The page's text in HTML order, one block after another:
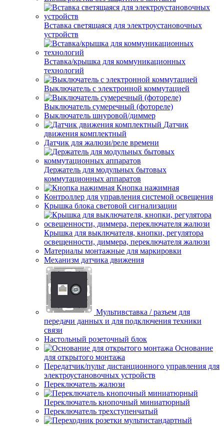
Вставка светящаяся для электроустановочных
устройств
Вставка/крышка для коммуникационных
технологий
Выключатель с электронной коммутацией
Выключатель сумеречный (фотореле)
Выключатель шнуровой/диммер
Датчик
движения комплектный
Датчик для жалюзи/реле времени
Держатель для модульных бытовых
коммутационных аппаратов
Кнопка нажимная
Контроллер для управления системой освещения
Крышка блока световой сигнализации
Крышка для выключателя, кнопки, регулятора
освещенности, диммера, переключателя жалюзи
Материалы монтажные для маркировки
Механизм датчика движения
Мультивставка / разъем для
передачи данных и для подключения техники
связи
Настольный розеточный блок
Основание
для открытого монтажа
Передатчик/пульт дистанционного управления для
электроустановочных устройств
Переключатель жалюзи
Переключатель кнопочный миниатюрный
Переключатель трехступенчатый